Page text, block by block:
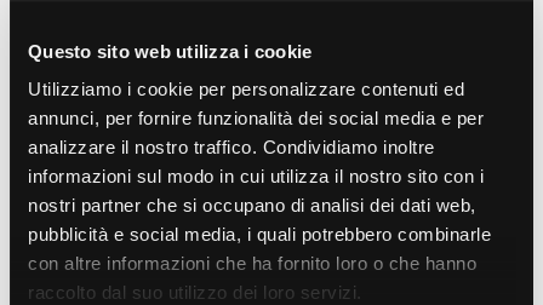
Questo sito web utilizza i cookie
Utilizziamo i cookie per personalizzare contenuti ed
annunci, per fornire funzionalità dei social media e per
analizzare il nostro traffico. Condividiamo inoltre
informazioni sul modo in cui utilizza il nostro sito con i
nostri partner che si occupano di analisi dei dati web,
pubblicità e social media, i quali potrebbero combinarle
con altre informazioni che ha fornito loro o che hanno
raccolto dal suo utilizzo dei loro servizi.
alle aziende la possibilità di utilizzare le nuove
tecnologie informatiche.
L’esperienza maturata in questi vent’anni ci ha portato
all’evoluzione e all’affinamento della competenza nel
settore informatico, sia nel campo dell’hardware che
in quello del software.
Competenze
In questi vent’anni abbiamo sempre operato con le